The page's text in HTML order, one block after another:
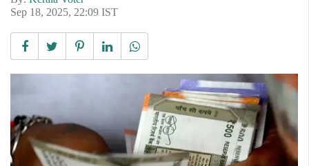
Sep 18, 2025, 22:09 IST